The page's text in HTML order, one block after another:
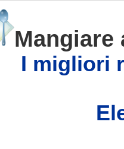
Mangiare
I migliori